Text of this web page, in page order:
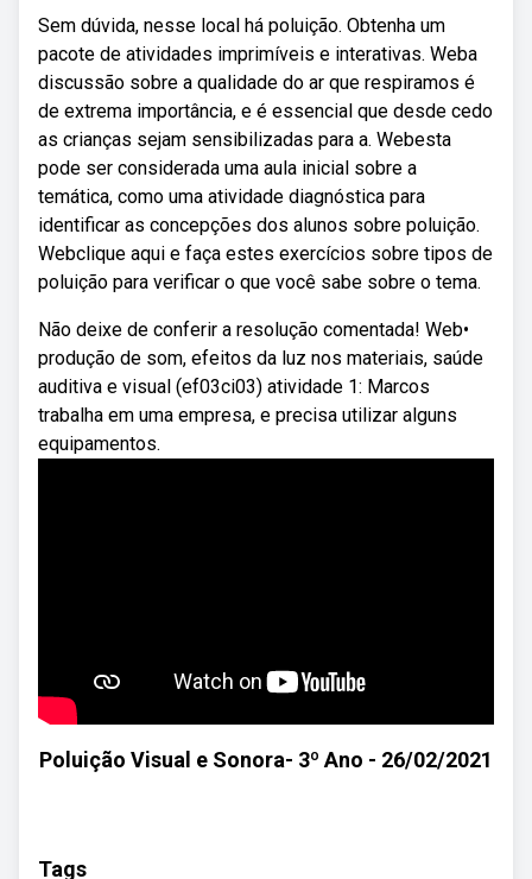
Sem dúvida, nesse local há poluição. Obtenha um
pacote de atividades imprimíveis e interativas. Weba
discussão sobre a qualidade do ar que respiramos é
de extrema importância, e é essencial que desde cedo
as crianças sejam sensibilizadas para a. Webesta
pode ser considerada uma aula inicial sobre a
temática, como uma atividade diagnóstica para
identificar as concepções dos alunos sobre poluição.
Webclique aqui e faça estes exercícios sobre tipos de
poluição para verificar o que você sabe sobre o tema.
Não deixe de conferir a resolução comentada! Web•
produção de som, efeitos da luz nos materiais, saúde
auditiva e visual (ef03ci03) atividade 1: Marcos
trabalha em uma empresa, e precisa utilizar alguns
equipamentos.
Poluição Visual e Sonora- 3º Ano - 26/02/2021
Tags